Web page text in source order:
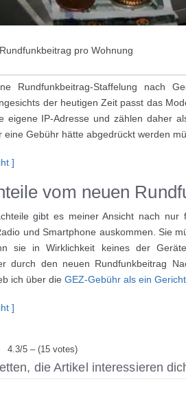
pro Wohnung
Rundfunkbeitrag-Staffelung nach
der heutigen Zeit passt das
eigene IP-Adresse und zählen daher
eine Gebühr hätte abgedrückt werden
]
vom neuen
gibt es meiner Ansicht nach nur
und Smartphone auskommen. Sie
sie in Wirklichkeit keines der
durch den neuen Rundfunkbeitrag
ich über die GEZ-Gebühr als ein
]
4.3/5 – (15 votes)
die Artikel interessieren